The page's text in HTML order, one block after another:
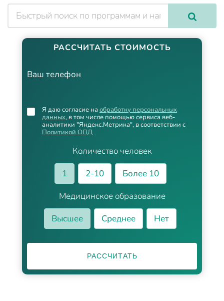
РАССЧИТАТЬ СТОИМОСТЬ
Ваш телефон
Количество человек
1
2-10
Более 10
Медицинское образование
Высшее
Среднее Нет
Я даю согласие на обработку персональных
данных, в том числе помощью сервиса веб-
аналитики "Яндекс.Метрика", в соответствии с
Политикой ОПД
РАССЧИТАТЬ